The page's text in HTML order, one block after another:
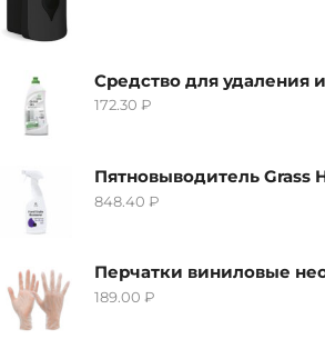
172.30 ₽
848.40 ₽
189.00 ₽